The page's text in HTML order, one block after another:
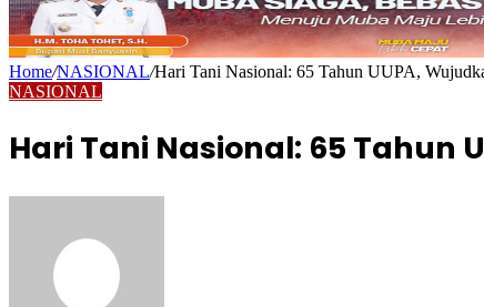
Home/NASIONAL/Hari Tani Nasional: 65 Tahun UUPA,
NASIONAL
Hari Tani Nasional: 65 Tahun